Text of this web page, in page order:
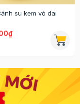
su kem vỏ dai